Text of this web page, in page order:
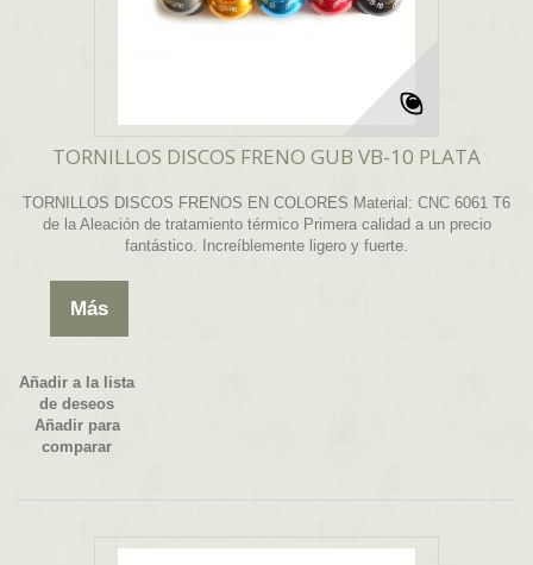
TORNILLOS DISCOS FRENO GUB VB-10 PLATA
TORNILLOS DISCOS FRENOS EN COLORES Material: CNC 6061 T6
de la Aleación de tratamiento térmico Primera calidad a un precio
fantástico. Increíblemente ligero y fuerte.
Más
Añadir a la lista
de deseos
Añadir para
comparar